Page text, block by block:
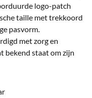
logo-patch
taille met trekkoord
pasvorm.
met zorg en
bekend staat om zijn